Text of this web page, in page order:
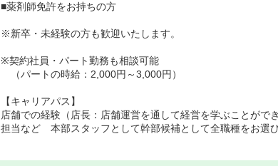
■薬剤師免許をお持ちの方
※新卒・未経験の方も歓迎いたします。
※契約社員・パート勤務も相談可能
（パートの時給：2,000円～3,000円）
【キャリアパス】
店舗での経験（店長：店舗運営を通して経営を学ぶことが
担当など 本部スタッフとして幹部候補として全職種をお選び